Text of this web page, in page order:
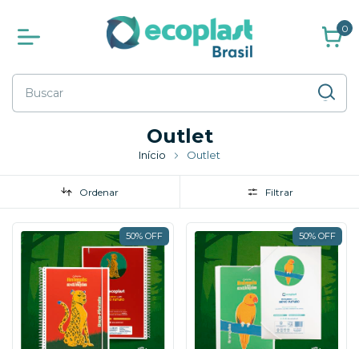
0
Outlet
Início Outlet
Ordenar Filtrar
50% OFF 50% OFF